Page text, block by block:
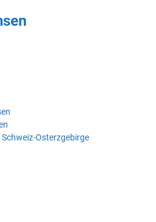
Osterzgebirge